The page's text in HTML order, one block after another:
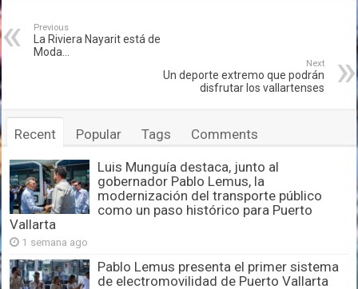
Previous
La Riviera Nayarit está de
Moda…
Next
Un deporte extremo que podrán
disfrutar los vallartenses
Recent Popular Tags Comments
Luis Munguía destaca, junto al
gobernador Pablo Lemus, la
modernización del transporte público
como un paso histórico para Puerto
Vallarta
1 semana ago
Pablo Lemus presenta el primer sistema
de electromovilidad de Puerto Vallarta